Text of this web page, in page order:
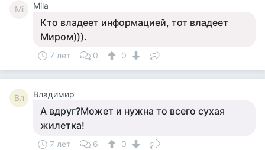
Mi Mila
Кто владеет информацией, тот владеет
Миром))).
7 лет 0 0
Вл Владимир
А вдруг?Может и нужна то всего сухая
жилетка!
7 лет 6 0